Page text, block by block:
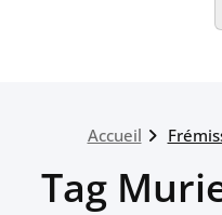
Accueil
Tag